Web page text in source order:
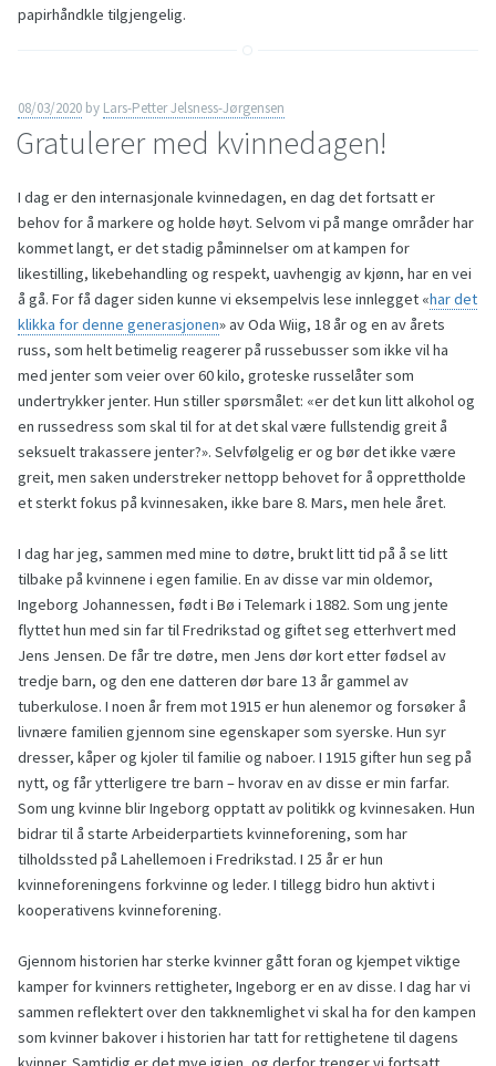
papirhåndkle tilgjengelig.
08/03/2020 by Lars-Petter Jelsness-Jørgensen
Gratulerer med kvinnedagen!
I dag er den internasjonale kvinnedagen, en dag det fortsatt er
behov for å markere og holde høyt. Selvom vi på mange områder har
kommet langt, er det stadig påminnelser om at kampen for
likestilling, likebehandling og respekt, uavhengig av kjønn, har en vei
å gå. For få dager siden kunne vi eksempelvis lese innlegget «har det
klikka for denne generasjonen» av Oda Wiig, 18 år og en av årets
russ, som helt betimelig reagerer på russebusser som ikke vil ha
med jenter som veier over 60 kilo, groteske russelåter som
undertrykker jenter. Hun stiller spørsmålet: «er det kun litt alkohol og
en russedress som skal til for at det skal være fullstendig greit å
seksuelt trakassere jenter?». Selvfølgelig er og bør det ikke være
greit, men saken understreker nettopp behovet for å opprettholde
et sterkt fokus på kvinnesaken, ikke bare 8. Mars, men hele året.
I dag har jeg, sammen med mine to døtre, brukt litt tid på å se litt
tilbake på kvinnene i egen familie. En av disse var min oldemor,
Ingeborg Johannessen, født i Bø i Telemark i 1882. Som ung jente
flyttet hun med sin far til Fredrikstad og giftet seg etterhvert med
Jens Jensen. De får tre døtre, men Jens dør kort etter fødsel av
tredje barn, og den ene datteren dør bare 13 år gammel av
tuberkulose. I noen år frem mot 1915 er hun alenemor og forsøker å
livnære familien gjennom sine egenskaper som syerske. Hun syr
dresser, kåper og kjoler til familie og naboer. I 1915 gifter hun seg på
nytt, og får ytterligere tre barn – hvorav en av disse er min farfar.
Som ung kvinne blir Ingeborg opptatt av politikk og kvinnesaken. Hun
bidrar til å starte Arbeiderpartiets kvinneforening, som har
tilholdssted på Lahellemoen i Fredrikstad. I 25 år er hun
kvinneforeningens forkvinne og leder. I tillegg bidro hun aktivt i
kooperativens kvinneforening.
Gjennom historien har sterke kvinner gått foran og kjempet viktige
kamper for kvinners rettigheter, Ingeborg er en av disse. I dag har vi
sammen reflektert over den takknemlighet vi skal ha for den kampen
som kvinner bakover i historien har tatt for rettighetene til dagens